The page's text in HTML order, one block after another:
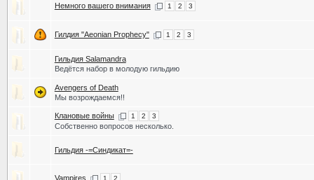
Немного вашего внимания 1 2 3
Гилдия "Aeonian Prophecy" 1 2 3
Гильдия Salamandra
Ведётся набор в молодую гильдию
Avengers of Death
Мы возрождаемся!!
Клановые войны 1 2 3
Собственно вопросов несколько.
Гильдия -=Синдикат=-
Vampires 1 2